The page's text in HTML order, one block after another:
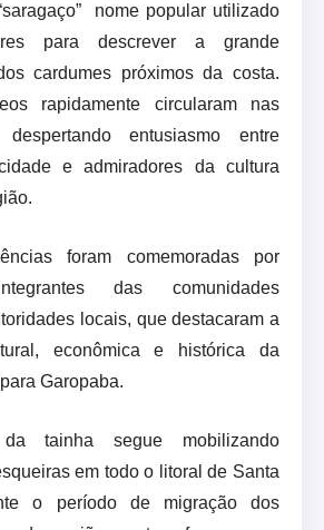
nome popular utilizado
para descrever a grande
cardumes próximos da costa.
rapidamente circularam nas
entusiasmo entre
e admiradores da cultura
foram comemoradas por
das comunidades
locais, que destacaram a
econômica e histórica da
Garopaba.
tainha segue mobilizando
em todo o litoral de Santa
o período de migração dos